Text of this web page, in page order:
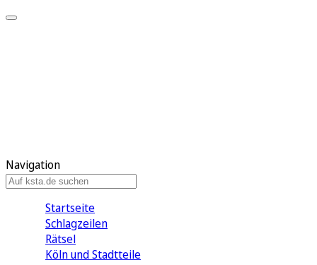
Navigation
Startseite
Schlagzeilen
Rätsel
Köln und Stadtteile